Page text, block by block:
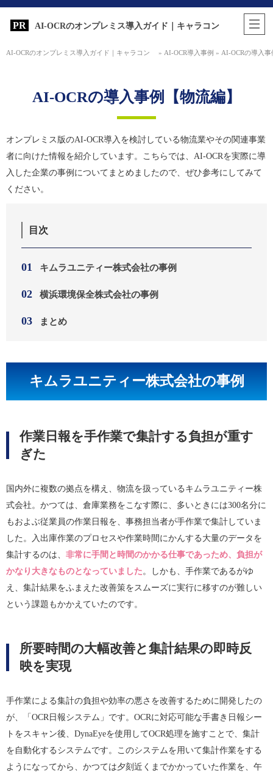
AI-OCRのオンプレミス導入ガイド｜キャラコン
AI-OCRのオンプレミス導入ガイド｜キャラコン » AI-OCR導入事例 » AI-OCRの導入
AI-OCRの導入事例【物流編】
オンプレミス版のAI-OCR導入を検討している物流業やその関連事業
者に向けた情報を紹介しています。こちらでは、AI-OCRを実際に導
入した企業の事例についてまとめましたので、ぜひ参考にしてみて
ください。
目次
キムラユニティー株式会社の事例
横浜環境保全株式会社の事例
まとめ
キムラユニティー株式会社の事例
作業日報を手作業で集計する負担が重す
ぎた
国内外に複数の拠点を構え、物流を扱っているキムラユニティー株
式会社。かつては、倉庫業務をこなす際に、多いときには300名分に
もおよぶ従業員の作業日報を、事務担当者が手作業で集計していま
した。入出庫作業のプロセスや作業時間にかんする大量のデータを
集計するのは、 非常に手間と時間のかかる仕事であっため、負担が
かなり大きなものとなっていました。しかも、手作業であるがゆ
え、集計結果をふまえた改善策をスムーズに実行に移すのが難しい
という課題もかかえていたのです。
所要時間の大幅改善と集計結果の即時反
映を実現
手作業による集計の負担や効率の悪さを改善するために開発したの
が、「OCR日報システム」です。OCRに対応可能な手書き日報シー
トをスキャン後、DynaEyeを使用してOCR処理を施すことで、集計
を自動化するシステムです。このシステムを用いて集計作業をする
ようになってから、かつては夕刻近くまでかかっていた作業を、午